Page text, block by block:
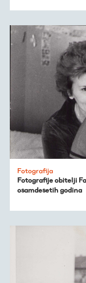
Fotografija
Fotografije obitelji
osamdesetih godina